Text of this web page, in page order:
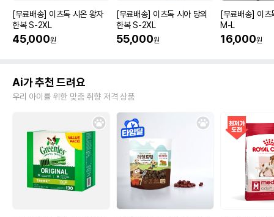
[무료배송] 이츠독 시온 왕자
한복 S-2XL
45,000원
[무료배송] 이츠독 시아 당의
한복 S-2XL
55,000원
[무료배송] 이츠
M-L
16,000원
Ai가 추천 드려요
우리 아이를 위한 맞춤 취향 저격 상품